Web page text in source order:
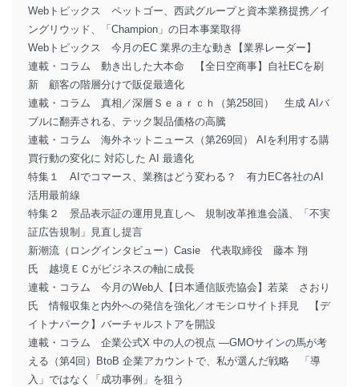
Webトピックス ペットゴー、西武グループと資本業務提携／イ
ングリウッド、「Champion」の日本事業取得
Webトピックス 今月のEC 業界の主な動き【業界レーダー】
連載・コラム 動き出した大本命 【全日空商事】自社ECを刷
新 顧客の階層分けで販促最適化
連載・コラム 真相／深層Ｓｅａｒｃｈ（第258回） 生成 AIバ
ブルに翻弄される、テック製品価格の高騰
連載・コラム 海外ネットニュース（第269回） AIを利用する購
買行動の変化に 対応した AI 最適化
特集１ AIでコマース、業務はどう変わる？ 有力EC各社のAI
活用最前線
特集２ 景品表示証の運用見直しへ 規制改革推進会議、「不実
証広告規制」見直し提言
新潮流（ロングインタビュー）Casie 代表取締役 藤本 翔
氏 越境ＥＣがビジネスの軸に成長
連載・コラム 今月のWeb人【日本通信販売協会】若菜 さおり
氏 情報収集と内外への発信を強化／オモシロサイト拝見 【デ
イトナパーク】バーチャルストアを開設
連載・コラム 企業公式X 中の人の視点 ―GMOサインの馬が考
える（第4回）BtoB 企業アカウントで、私が選んだ戦略 「導
入」ではなく「成功事例」を狙う